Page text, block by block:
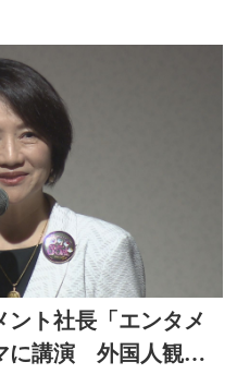
ト社長「エンタメ
に講演 外国人観光